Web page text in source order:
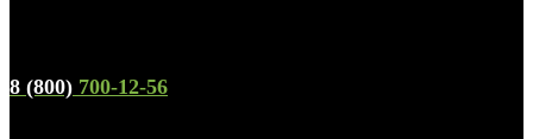
8 (800) 700-12-56